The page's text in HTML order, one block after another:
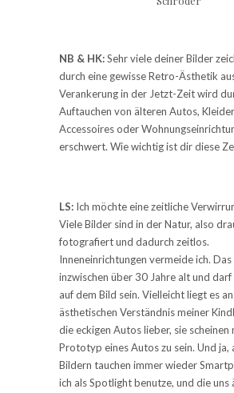
NB & HK:Sehr viele deiner Bilder
durch eine gewisse Retro-Ästhetik
Verankerung in der Jetzt-Zeit wird
Auftauchen von älteren Autos,
Accessoires oder
erschwert. Wie wichtig ist dir diese
LS: Ich möchte eine zeitliche
Viele Bilder sind in der Natur, also
fotografiert und dadurch zeitlos.
Inneneinrichtungen vermeide ich.
inzwischen über 30 Jahre alt und
auf dem Bild sein. Vielleicht liegt es
ästhetischen Verständnis meiner
die eckigen Autos lieber, sie scheinen
Prototyp eines Autos zu sein. Und ja,
Bildern tauchen immer wieder
ich als Spotlight benutze, und die uns